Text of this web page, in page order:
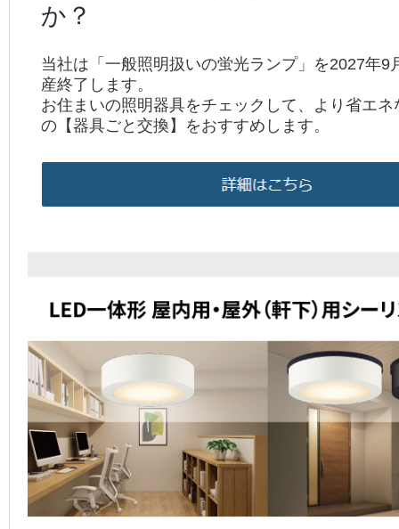
か？
当社は「一般照明扱いの蛍光ランプ」を2027年9
産終了します。
お住まいの照明器具をチェックして、より省エネ
の【器具ごと交換】をおすすめします。